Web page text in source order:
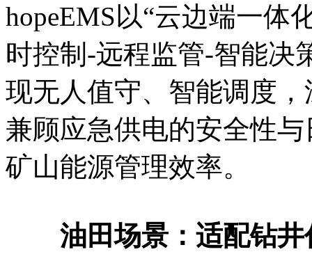
hopeEMS以“云边端一体
时控制-远程监管-智能决
现无人值守、智能调度
兼顾应急供电的安全性
矿山能源管理效率。
油田场景：适配钻井